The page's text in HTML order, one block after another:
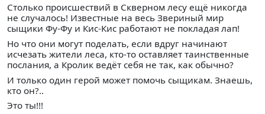
Столько происшествий в Скверном лесу ещё никогда
не случалось! Известные на весь Звериный мир
сыщики Фу-Фу и Кис-Кис работают не покладая лап!
Но что они могут поделать, если вдруг начинают
исчезать жители леса, кто-то оставляет таинственные
послания, а Кролик ведёт себя не так, как обычно?
И только один герой может помочь сыщикам. Знаешь,
кто он?..
Это ты!!!